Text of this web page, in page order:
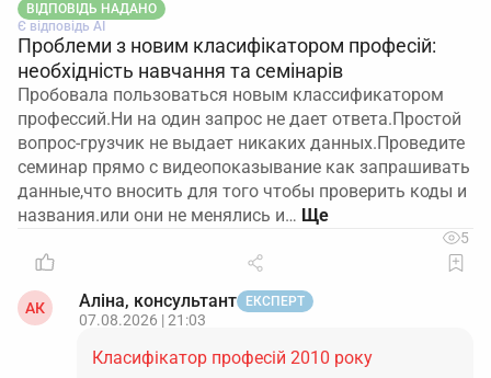
ВІДПОВІДЬ НАДАНО
Є відповідь АІ
Проблеми з новим класифікатором професій:
необхідність навчання та семінарів
Пробовала пользоваться новым классификатором
профессий.Ни на один запрос не дает ответа.Простой
вопрос-грузчик не выдает никаких данных.Проведите
семинар прямо с видеопоказывание как запрашивать
данные,что вносить для того чтобы проверить коды и
названия.или они не менялись и…
5
АК Аліна, консультант ЕКСПЕРТ
07.08.2026 | 21:03
Класифікатор професій 2010 року